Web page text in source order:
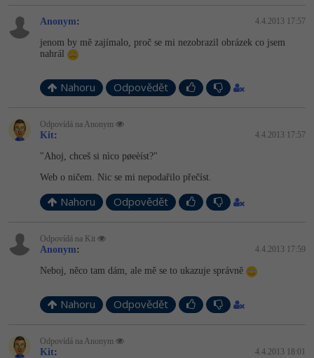
Copywriter
WordPress specialista
SEO specialista
Algoritmy
Umělá inteligence (AI)
Pro děti
Více
Fórum
Windows
Linux
Sítě
Kybernetická bezpečnost
Elektronický podpis
Blog
Kariéra
Anonym: 4.4.2013 17:57
jenom by mě zajímalo, proč se mi nezobrazil obrázek co jsem
nahrál
Nahoru Odpovědět
Odpovídá na Anonym
Kit: 4.4.2013 17:57
"Ahoj, chceš si nìco pøeèíst?"
Web o ničem. Nic se mi nepodařilo přečíst.
Nahoru Odpovědět
Odpovídá na Kit
Anonym: 4.4.2013 17:59
Neboj, něco tam dám, ale mě se to ukazuje správně
Nahoru Odpovědět
Odpovídá na Anonym
Kit: 4.4.2013 18:01